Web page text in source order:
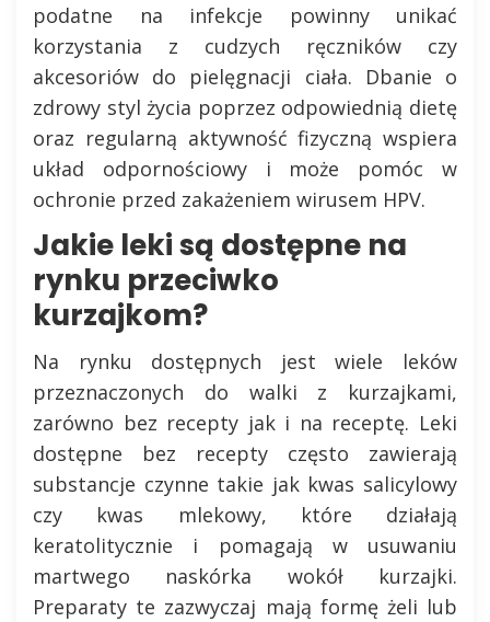
podatne na infekcje powinny unikać
korzystania z cudzych ręczników czy
akcesoriów do pielęgnacji ciała. Dbanie o
zdrowy styl życia poprzez odpowiednią dietę
oraz regularną aktywność fizyczną wspiera
układ odpornościowy i może pomóc w
ochronie przed zakażeniem wirusem HPV.
Jakie leki są dostępne na
rynku przeciwko
kurzajkom?
Na rynku dostępnych jest wiele leków
przeznaczonych do walki z kurzajkami,
zarówno bez recepty jak i na receptę. Leki
dostępne bez recepty często zawierają
substancje czynne takie jak kwas salicylowy
czy kwas mlekowy, które działają
keratolitycznie i pomagają w usuwaniu
martwego naskórka wokół kurzajki.
Preparaty te zazwyczaj mają formę żeli lub